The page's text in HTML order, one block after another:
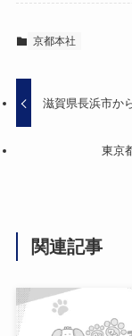
京都本社
滋賀県長浜市か
東京
関連記事